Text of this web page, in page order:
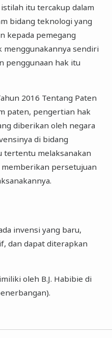
itu tercakup dalam
bidang teknologi yang
kepada pemegang
sendiri
penggunaan hak itu
2016 Tentang Paten
paten, pengertian hak
diberikan oleh negara
di bidang
tertentu melaksanakan
persetujuan
invensi yang baru,
dan dapat diterapkan
oleh B.J. Habibie di